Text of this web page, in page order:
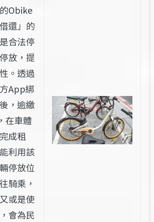
Obike
還」的
合法停
放，提
。透過
App綁
，逾繳
在車體
成租
利用該
停放位
騎乘，
或是使
會為民